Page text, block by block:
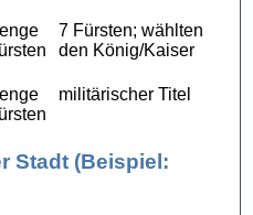
7 Fürsten; wählten
den König/Kaiser
militärischer Titel
Stadt (Beispiel: